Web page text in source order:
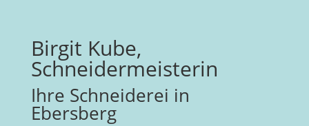
Birgit Kube,
Schneidermeisterin
Ihre Schneiderei in
Ebersberg